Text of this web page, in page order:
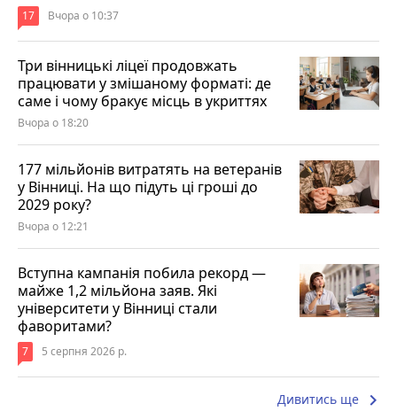
17 Вчора о 10:37
Три вінницькі ліцеї продовжать
працювати у змішаному форматі: де
саме і чому бракує місць в укриттях
Вчора о 18:20
177 мільйонів витратять на ветеранів
у Вінниці. На що підуть ці гроші до
2029 року?
Вчора о 12:21
Вступна кампанія побила рекорд —
майже 1,2 мільйона заяв. Які
університети у Вінниці стали
фаворитами?
7 5 серпня 2026 р.
Дивитись ще keyboard_arrow_right